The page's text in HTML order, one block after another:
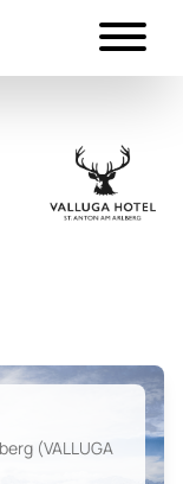
(VALLUGA